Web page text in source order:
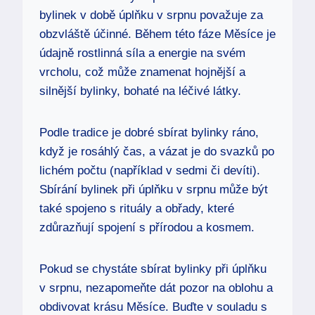
bylinek v době úplňku v srpnu považuje za
obzvláště účinné. Během této fáze Měsíce je
údajně rostlinná síla a energie na svém
vrcholu, což může znamenat hojnější a
silnější bylinky, bohaté na léčivé látky.
Podle tradice je dobré sbírat bylinky ráno,
když je rosáhlý čas, a vázat je do svazků po
lichém počtu (například v sedmi či devíti).
Sbírání bylinek při úplňku v srpnu může být
také spojeno s rituály a obřady, které
zdůrazňují spojení s přírodou a kosmem.
Pokud se chystáte sbírat bylinky při úplňku
v srpnu, nezapomeňte dát pozor na oblohu a
obdivovat krásu Měsíce. Buďte v souladu s